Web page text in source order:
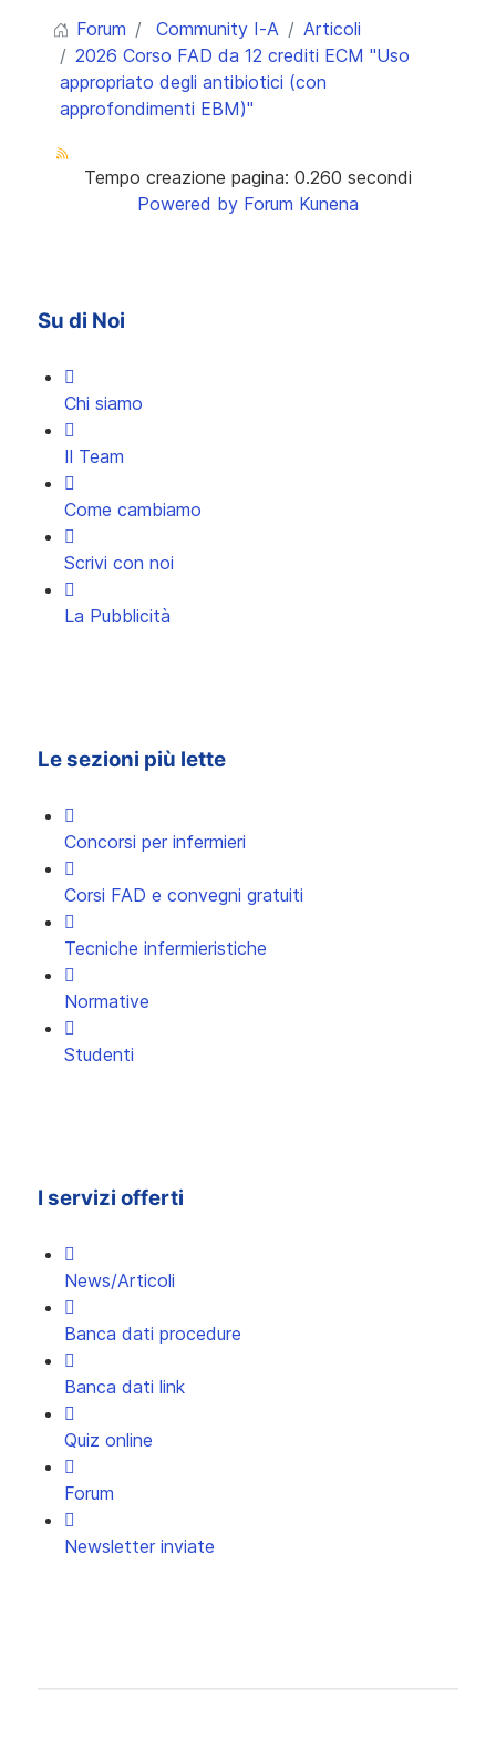
Forum Community I-A
Articoli
2026 Corso FAD da 12 crediti ECM "Uso
appropriato degli antibiotici (con
approfondimenti EBM)"
Tempo creazione pagina: 0.260 secondi
Powered by Forum Kunena
Su di Noi
Chi siamo
Il Team
Come cambiamo
Scrivi con noi
La Pubblicità
Le sezioni più lette
Concorsi per infermieri
Corsi FAD e convegni gratuiti
Tecniche infermieristiche
Normative
Studenti
I servizi offerti
News/Articoli
Banca dati procedure
Banca dati link
Quiz online
Forum
Newsletter inviate